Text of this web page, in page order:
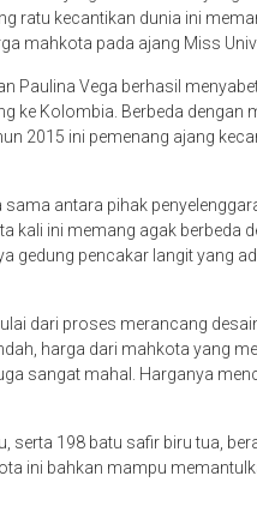
ratu kecantikan dunia ini
mahkota pada ajang Miss
Paulina Vega berhasil
ke Kolombia. Berbeda dengan
2015 ini pemenang ajang
antara pihak
kali ini memang agak berbeda
gedung pencakar langit yang
dari proses merancang
harga dari mahkota yang
sangat mahal. Harganya
serta 198 batu safir biru tua,
ini bahkan mampu